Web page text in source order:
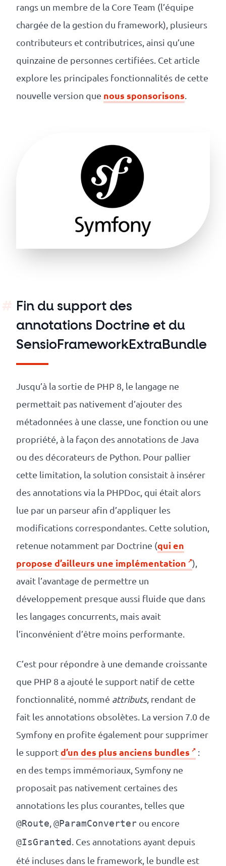
Platform
Conference
Le
blog
rangs un membre de la Core Team (l’équipe
chargée de la gestion du framework), plusieurs
contributeurs et contributrices, ainsi qu’une
quinzaine de personnes certifiées. Cet article
explore les principales fonctionnalités de cette
nouvelle version que nous sponsorisons
Fin du support des
annotations Doctrine et du
SensioFrameworkExtraBundle
Jusqu’à la sortie de PHP 8, le langage ne
permettait pas nativement d’ajouter des
métadonnées à une classe, une fonction ou une
propriété, à la façon des annotations de Java
ou des décorateurs de Python. Pour pallier
cette limitation, la solution consistait à insérer
des annotations via la PHPDoc, qui était alors
lue par un parseur afin d’appliquer les
modifications correspondantes. Cette solution,
retenue notamment par Doctrine (qui en
propose d’ailleurs une implémentation
),
avait l’avantage de permettre un
développement presque aussi fluide que dans
les langages concurrents, mais avait
l’inconvénient d’être moins performante.
C’est pour répondre à une demande croissante
que PHP 8 a ajouté le support natif de cette
fonctionnalité, nommé attributs, rendant de
fait les annotations obsolètes. La version 7.0 de
Symfony en profite également pour supprimer
le supportd’un des plus anciens bundles
:
en des temps immémoriaux, Symfony ne
proposait pas nativement certaines des
annotations les plus courantes, telles que
@Route, @ParamConverter ou encore
@IsGranted . Ces annotations ayant depuis
été incluses dans le framework, le bundle est